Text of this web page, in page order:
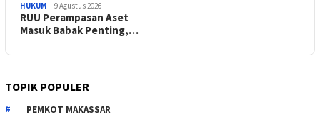
HUKUM 9 Agustus 2026
RUU Perampasan Aset
Masuk Babak Penting,…
TOPIK POPULER
PEMKOT MAKASSAR